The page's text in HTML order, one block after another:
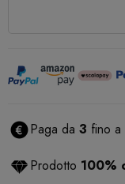
Paga da 3 fino a
Prodotto 100%